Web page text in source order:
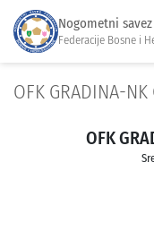
Nogometni savez
Federacije Bosne i
OFK GRADINA-NK
OFK